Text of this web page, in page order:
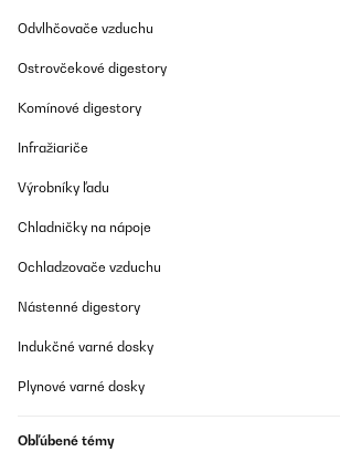
Amazon-Benutzer
Wir haben uns dieses Holzpaneele
um zwei etwas kühlere Fensterelemente
und am Tag bei uns circa 2-3 Stunden im
heiß werden kann, wir haben es hinter
reduzieren. Dies funktioniert einwandfrei.
Wand abstehende Montage (circa 4 cm Luft
und Wand) und die Tatsache, dass auch die
wärmer abbekommt wird zum einen das
Heizkörper, wodurch unsere anderen
und wir waren zunächst auch sehr skeptisch.
Odvlhčovače vzduchu
Ostrovčekové digestory
Komínové digestory
Infražiariče
Výrobníky ľadu
Chladničky na nápoje
Ochladzovače vzduchu
Nástenné digestory
Indukčné varné dosky
Plynové varné dosky
Obľúbené témy